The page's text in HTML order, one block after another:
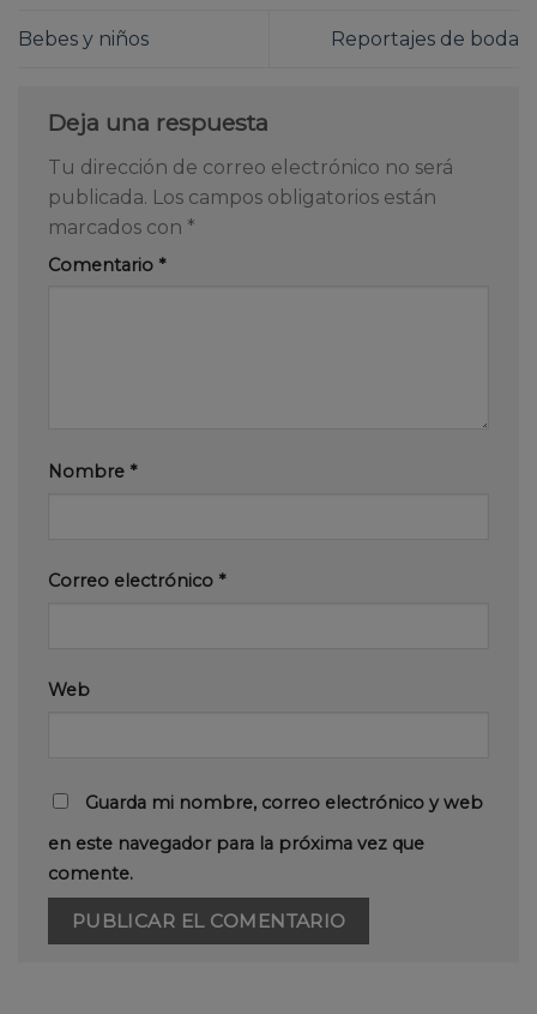
Bebes y niños Reportajes de boda
Deja una respuesta
Tu dirección de correo electrónico no será
publicada. Los campos obligatorios están
marcados con *
Comentario *
Nombre *
Correo electrónico *
Web
Guarda mi nombre, correo electrónico y web
en este navegador para la próxima vez que
comente.